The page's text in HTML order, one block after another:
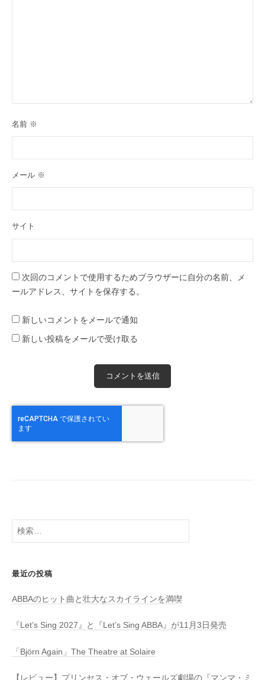
名前 ※
メール ※
サイト
次回のコメントで使用するためブラウザーに自分の名前、メ
ールアドレス、サイトを保存する。
新しいコメントをメールで通知
新しい投稿をメールで受け取る
検
最近の投稿
ABBAのヒット曲と壮大なスカイラインを満喫
『Let’s Sing 2027』と『Let’s Sing ABBA』が11月3日発売
「Björn Again」The Theatre at Solaire
【レビュー】プリンセス・オブ・ウェールズ劇場の『マンマ・ミ